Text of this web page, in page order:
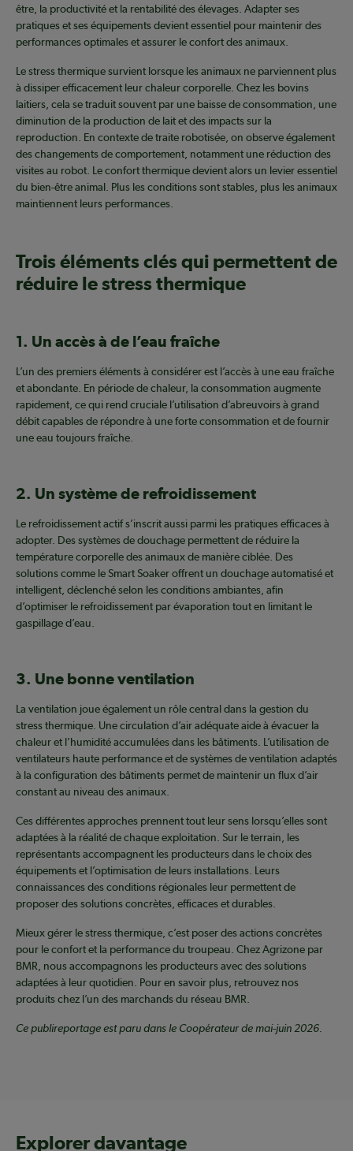
être, la productivité et la rentabilité des élevages. Adapter ses
pratiques et ses équipements devient essentiel pour maintenir des
performances optimales et assurer le confort des animaux.
Le stress thermique survient lorsque les animaux ne parviennent plus
à dissiper efficacement leur chaleur corporelle. Chez les bovins
laitiers, cela se traduit souvent par une baisse de consommation, une
diminution de la production de lait et des impacts sur la
reproduction. En contexte de traite robotisée, on observe également
des changements de comportement, notamment une réduction des
visites au robot. Le confort thermique devient alors un levier essentiel
du bien-être animal. Plus les conditions sont stables, plus les animaux
maintiennent leurs performances.
Trois éléments clés qui permettent de
réduire le stress thermique
1. Un accès à de l’eau fraîche
L’un des premiers éléments à considérer est l’accès à une eau fraîche
et abondante. En période de chaleur, la consommation augmente
rapidement, ce qui rend cruciale l’utilisation d’abreuvoirs à grand
débit capables de répondre à une forte consommation et de fournir
une eau toujours fraîche.
2. Un système de refroidissement
Le refroidissement actif s’inscrit aussi parmi les pratiques efficaces à
adopter. Des systèmes de douchage permettent de réduire la
température corporelle des animaux de manière ciblée. Des
solutions comme le Smart Soaker offrent un douchage automatisé et
intelligent, déclenché selon les conditions ambiantes, afin
d’optimiser le refroidissement par évaporation tout en limitant le
gaspillage d’eau.
3. Une bonne ventilation
La ventilation joue également un rôle central dans la gestion du
stress thermique. Une circulation d’air adéquate aide à évacuer la
chaleur et l’humidité accumulées dans les bâtiments. L’utilisation de
ventilateurs haute performance et de systèmes de ventilation adaptés
à la configuration des bâtiments permet de maintenir un flux d’air
constant au niveau des animaux.
Ces différentes approches prennent tout leur sens lorsqu’elles sont
adaptées à la réalité de chaque exploitation. Sur le terrain, les
représentants accompagnent les producteurs dans le choix des
équipements et l’optimisation de leurs installations. Leurs
connaissances des conditions régionales leur permettent de
proposer des solutions concrètes, efficaces et durables.
Mieux gérer le stress thermique, c’est poser des actions concrètes
pour le confort et la performance du troupeau. Chez Agrizone par
BMR, nous accompagnons les producteurs avec des solutions
adaptées à leur quotidien. Pour en savoir plus, retrouvez nos
produits chez l’un des marchands du réseau BMR.
Ce publireportage est paru dans le Coopérateur de mai-juin 2026.
Explorer davantage